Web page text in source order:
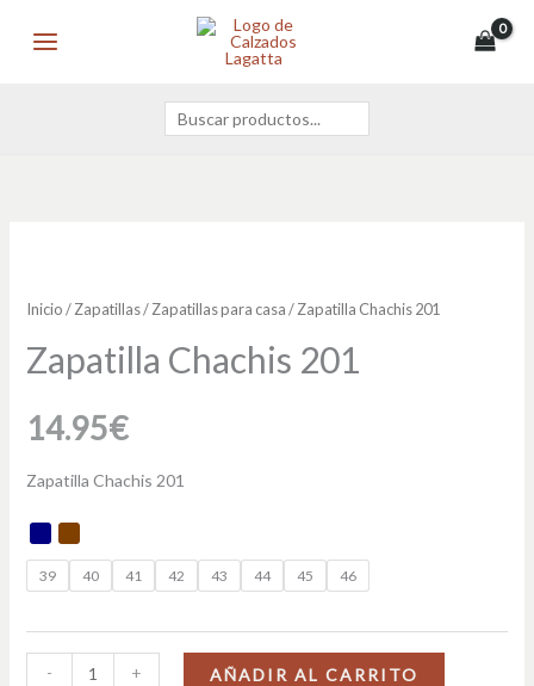
Buscar
Inicio/Zapatillas/Zapatillas para casa/ Zapatilla Chachis 201
Zapatilla Chachis 201
14.95€
Zapatilla Chachis 201
39 40 41 42 43 44 45 46
-
201
+ AÑADIR AL CARRITO